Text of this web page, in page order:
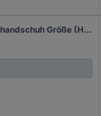
uvex D500 foam 6060411 Schnittschutzhandschuh Größe (Handschuhe): 11 EN 388 1 Paar